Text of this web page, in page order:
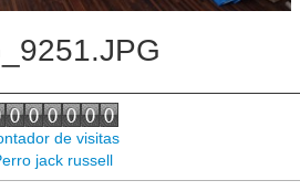
de visitas
jack russell